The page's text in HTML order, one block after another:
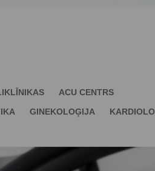
ACU CENTRS
GINEKOLOĢIJA